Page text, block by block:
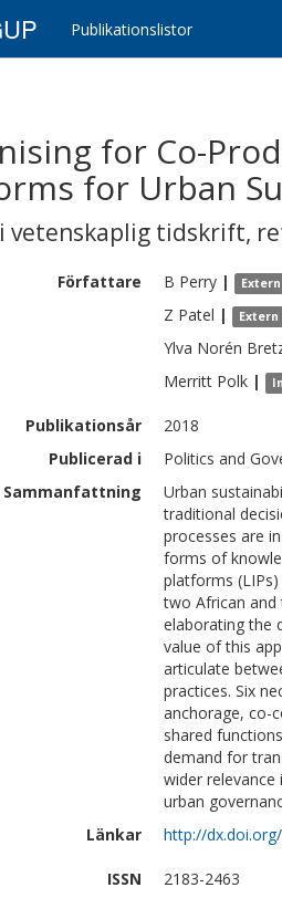
Publikationslistor
for Co-
for Urban
vetenskaplig tidskrift,
Författare B Perry | Extern
Z Patel | Extern
Ylva Norén
Merritt Polk |
Publikationsår
2018
Publicerad i
Politics and
Sammanfattning
Urban
traditional
processes are
forms of
platforms
two African and
elaborating the
value of this
articulate
practices. Six
anchorage, co-
shared
demand for
wider
urban
Länkar
http://
ISSN
2183-2463